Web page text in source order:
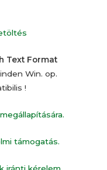
Text Format
Win. op.
!
támogatás.
iránti kérelem.